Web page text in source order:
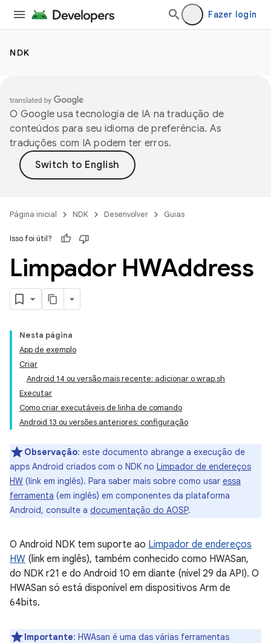
Fazer login
NDK
O Google usa tecnologia de IA na tradução de
conteúdos para seu idioma de preferência. As
traduções com IA podem ter erros.
Página inicial NDK Desenvolver Guias
Isso foi útil?
Limpador HWAddress
Nesta página
App de exemplo
Criar
Android 14 ou versão mais recente: adicionar o wrap.sh
Executar
Como criar executáveis de linha de comando
Android 13 ou versões anteriores: configuração
Observação: este documento abrange a execução de
apps Android criados com o NDK no Limpador de endereços
HW (link em inglês). Para saber mais sobre como usar essa
ferramenta (em inglês) em componentes da plataforma
Android, consulte a documentação do AOSP.
O Android NDK tem suporte ao Limpador de endereços
HW (link em inglês), também conhecido como HWASan,
do NDK r21 e do Android 10 em diante (nível 29 da API). O
HWASan só está disponível em dispositivos Arm de
64bits.
Importante: HWAsan é uma das várias ferramentas